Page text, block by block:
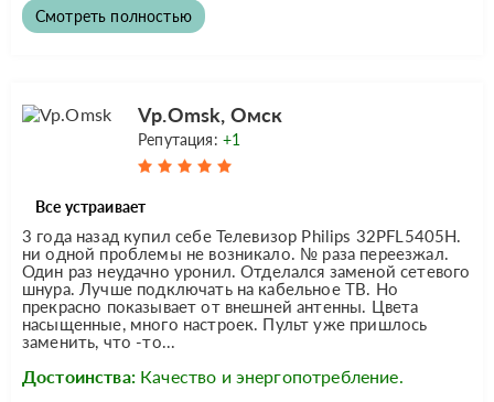
Смотреть полностью
Vp.Omsk, Омск
Репутация: +1
Все устраивает
3 года назад купил себе Телевизор Philips 32PFL5405H.
ни одной проблемы не возникало. № раза переезжал.
Один раз неудачно уронил. Отделался заменой сетевого
шнура. Лучше подключать на кабельное ТВ. Но
прекрасно показывает от внешней антенны. Цвета
насыщенные, много настроек. Пульт уже пришлось
заменить, что -то...
Достоинства: Качество и энергопотребление.